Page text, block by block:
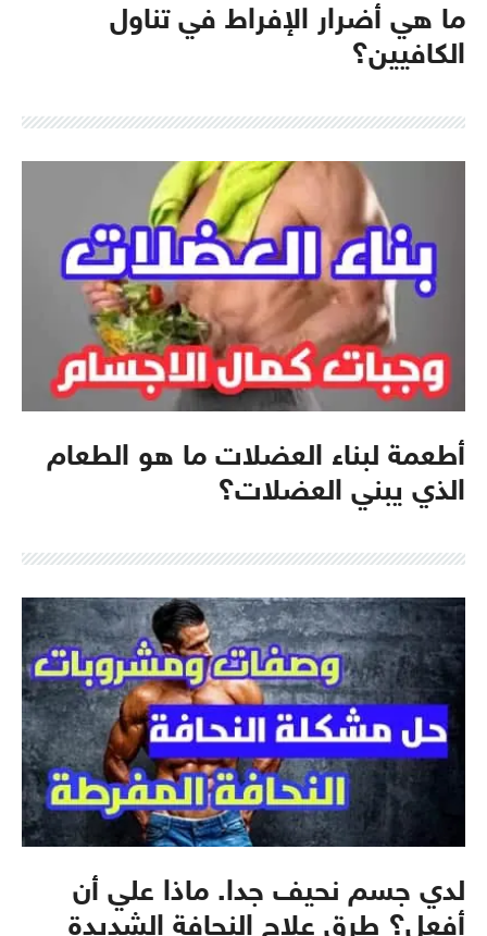
ما هي أضرار الإفراط في تناول
الكافيين؟
أطعمة لبناء العضلات ما هو الطعام
الذي يبني العضلات؟
لدي جسم نحيف جدا. ماذا علي أن
أفعل؟ طرق علاج النحافة الشديدة